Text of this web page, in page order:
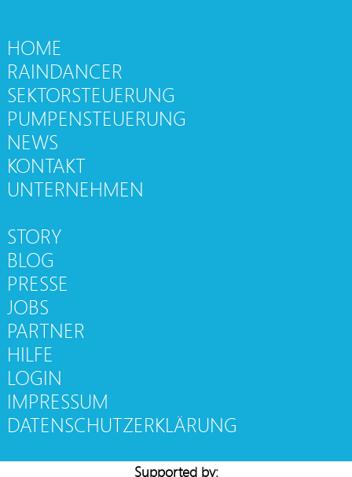
HOME
RAINDANCER
SEKTORSTEUERUNG
PUMPENSTEUERUNG
NEWS
KONTAKT
UNTERNEHMEN
STORY
BLOG
PRESSE
JOBS
PARTNER
HILFE
LOGIN
IMPRESSUM
DATENSCHUTZERKLÄRUNG
Supported by: